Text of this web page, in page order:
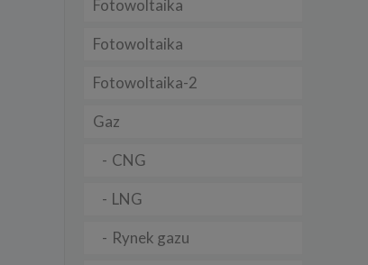
Fotowoltaika
Fotowoltaika
Fotowoltaika-2
Gaz
CNG
LNG
Rynek gazu